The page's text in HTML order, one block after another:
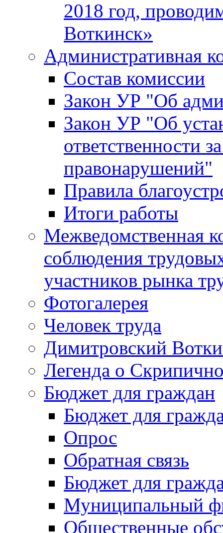
2018 год,
Воткинск»
Административная
Состав комиссии
Закон УР "Об
Закон УР "Об
ответственности
правонарушений"
Правила
Итоги работы
Межведомственная
соблюдения
участников рынка
Фотогалерея
Человек труда
Димитровский
Легенда о
Бюджет для граждан
Бюджет для
Опрос
Обратная связь
Бюджет для
Муниципальный
Общественные